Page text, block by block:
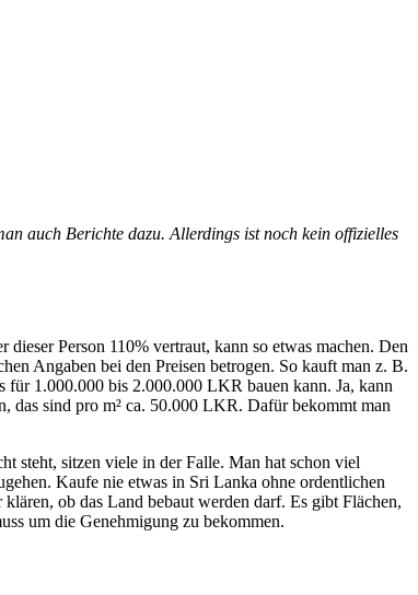
auch Berichte dazu. Allerdings ist noch kein offizielles
Person 110% vertraut, kann so etwas machen. Den
Angaben bei den Preisen betrogen. So kauft man z. B.
1.000.000 bis 2.000.000 LKR bauen kann. Ja, kann
das sind pro m² ca. 50.000 LKR. Dafür bekommt man
steht, sitzen viele in der Falle. Man hat schon viel
Kaufe nie etwas in Sri Lanka ohne ordentlichen
ob das Land bebaut werden darf. Es gibt Flächen,
um die Genehmigung zu bekommen.